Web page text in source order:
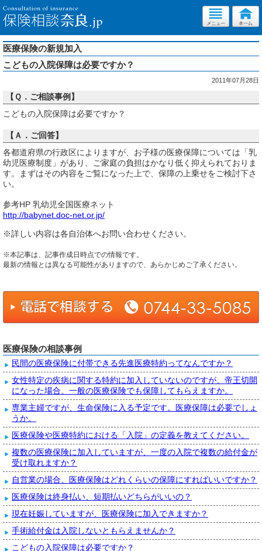
医療保険の新規加入
こどもの入院保障は必要ですか？
2011年07月28日
【Ｑ．ご相談事例】
こどもの入院保障は必要ですか？
【Ａ．ご回答】
各都道府県の行政区によりますが、お子様の医療保障については「乳
幼児医療制度」があり、ご家庭の負担はかなり低く抑えられておりま
す。まずはその内容をご覧になった上で、保障の上乗せをご検討下さ
い。
参考HP 乳幼児全国医療ネット
http://babynet.doc-net.or.jp/
※詳しい内容は各自治体へお問い合わせください。
※本記事は、記事作成日時点での情報です。
最新の情報とは異なる可能性がありますので、あらかじめご了承ください。
医療保険の相談事例
民間の医療保険に付帯できる先進医療特約ってなんですか？
女性特定の疾病に関する特約に加入していないのですが、帝王切開
になった場合、一般の医療保険でも保障してもらえますか。
専業主婦ですが、生命保険に入る予定です。医療保障は必要でしょ
うか。
医療保険や医療特約における「入院」の定義を教えてください。
複数の医療保険に加入していますが、一度の入院で複数の給付金が
受け取れますか？
自営業の場合、医療保険はどれくらいの保障にすればいいですか？
医療保険は終身払い、短期払いどちらがいいの？
現在妊娠していますが、医療保険に加入できますか？
手術給付金は入院しないともらえませんか？
こどもの入院保障は必要ですか？